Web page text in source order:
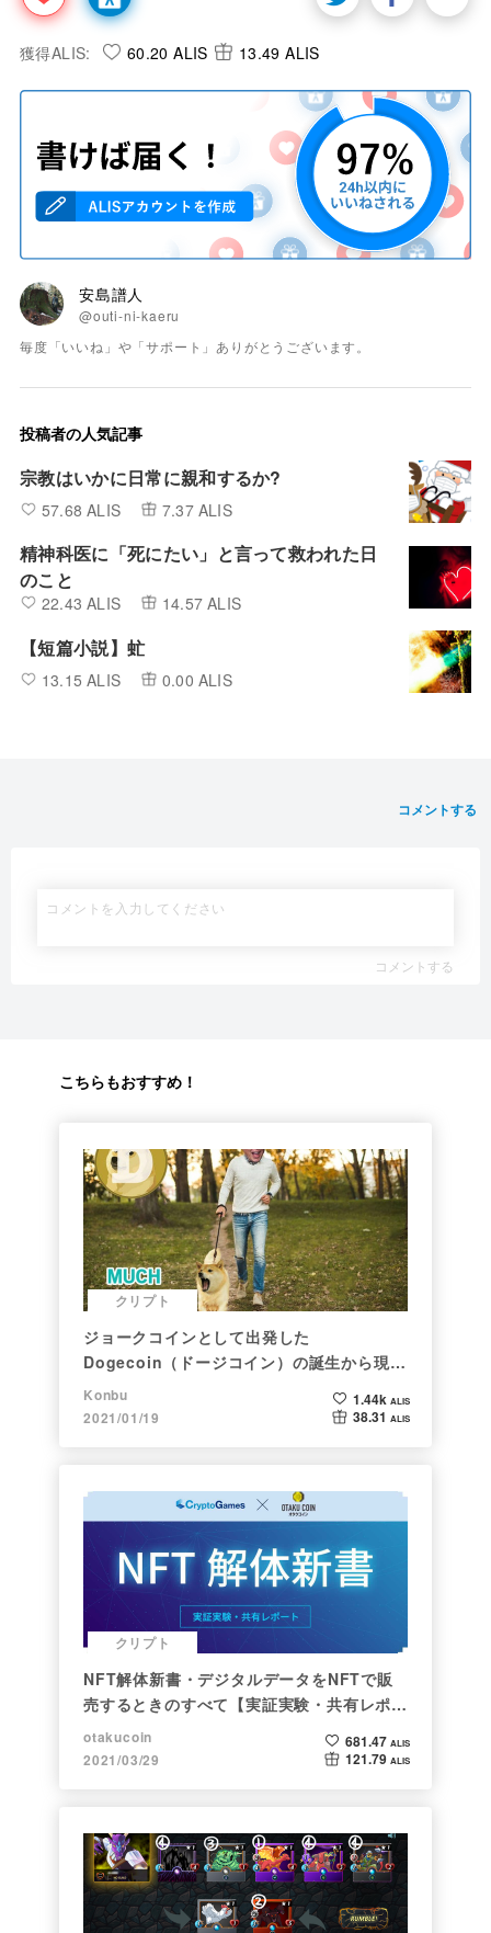
獲得ALIS: 60.20 ALIS 13.49 ALIS
安島譜人
@outi-ni-kaeru
毎度「いいね」や「サポート」ありがとうございます。
投稿者の人気記事
宗教はいかに日常に親和するか?
57.68 ALIS 7.37 ALIS
精神科医に「死にたい」と言って救われた日
のこと
22.43 ALIS 14.57 ALIS
【短篇小説】虻
13.15 ALIS 0.00 ALIS
コメントする
コメントする
こちらもおすすめ！
クリプト
ジョークコインとして出発した
Dogecoin（ドージコイン）の誕生から現在
まで。注目される非証券性🐶
Konbu
2021/01/19
1.44k ALIS
38.31 ALIS
クリプト
NFT解体新書・デジタルデータをNFTで販
売するときのすべて【実証実験・共有レポー
ト】
otakucoin
2021/03/29
681.47 ALIS
121.79 ALIS